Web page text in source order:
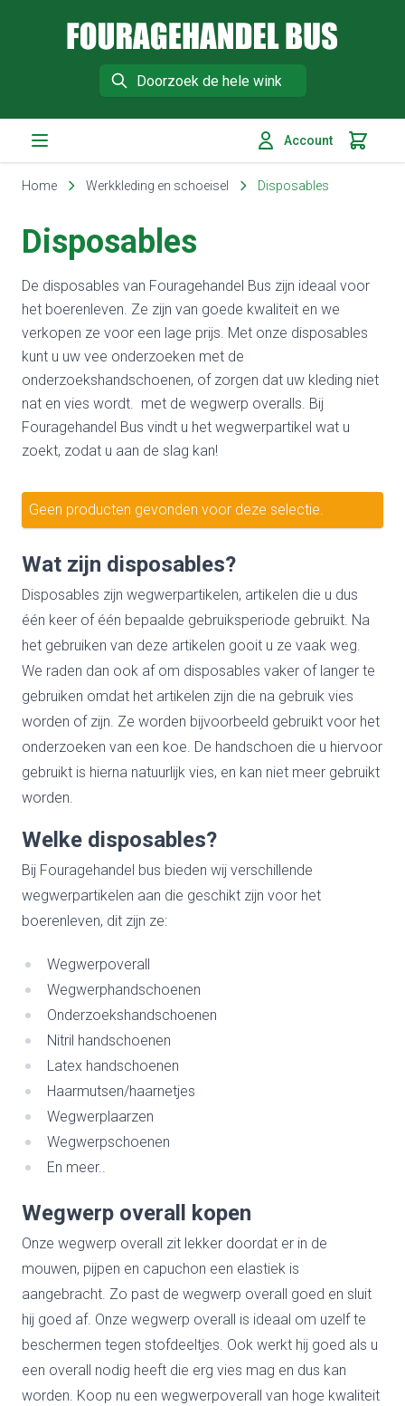
Search
Account
Home Werkkleding en schoeisel Disposables
Disposables
De disposables van Fouragehandel Bus zijn ideaal voor
het boerenleven. Ze zijn van goede kwaliteit en we
verkopen ze voor een lage prijs. Met onze disposables
kunt u uw vee onderzoeken met de
onderzoekshandschoenen, of zorgen dat uw kleding niet
nat en vies wordt. met de wegwerp overalls. Bij
Fouragehandel Bus vindt u het wegwerpartikel wat u
zoekt, zodat u aan de slag kan!
Geen producten gevonden voor deze selectie.
Wat zijn disposables?
Disposables zijn wegwerpartikelen, artikelen die u dus
één keer of één bepaalde gebruiksperiode gebruikt. Na
het gebruiken van deze artikelen gooit u ze vaak weg.
We raden dan ook af om disposables vaker of langer te
gebruiken omdat het artikelen zijn die na gebruik vies
worden of zijn. Ze worden bijvoorbeeld gebruikt voor het
onderzoeken van een koe. De handschoen die u hiervoor
gebruikt is hierna natuurlijk vies, en kan niet meer gebruikt
worden.
Welke disposables?
Bij Fouragehandel bus bieden wij verschillende
wegwerpartikelen aan die geschikt zijn voor het
boerenleven, dit zijn ze:
Wegwerpoverall
Wegwerphandschoenen
Onderzoekshandschoenen
Nitril handschoenen
Latex handschoenen
Haarmutsen/haarnetjes
Wegwerplaarzen
Wegwerpschoenen
En meer..
Wegwerp overall kopen
Onze wegwerp overall zit lekker doordat er in de
mouwen, pijpen en capuchon een elastiek is
aangebracht. Zo past de wegwerp overall goed en sluit
hij goed af. Onze wegwerp overall is ideaal om uzelf te
beschermen tegen stofdeeltjes. Ook werkt hij goed als u
een overall nodig heeft die erg vies mag en dus kan
worden. Koop nu een wegwerpoverall van hoge kwaliteit